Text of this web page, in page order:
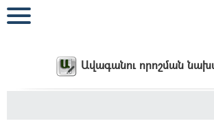
Ավագանու որոշման